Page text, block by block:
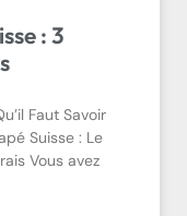
: 3
Faut Savoir
Suisse : Le
Vous avez